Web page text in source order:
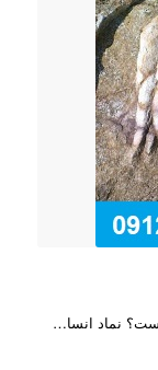
نماد انسا…